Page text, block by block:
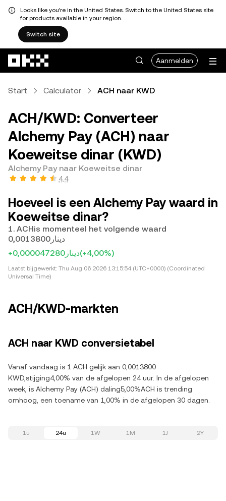
Looks like you're in the United States. Switch to the United States site
for products available in your region.
Switch site
Aanmelden
Start Calculator ACH naar KWD
ACH/KWD: Converteer
Alchemy Pay (ACH) naar
Koeweitse dinar (KWD)
Alchemy Pay naar Koeweitse dinar
4,4
Hoeveel is een Alchemy Pay waard in
Koeweitse dinar?
1. ACHis momenteel het volgende waard
دينار0,0013800
+دينار0,000047280(+4,00%)
Laatst bijgewerkt: Thu Aug 06 2026 13:15:54 (UTC+0000) (Coordinated
Universal Time)
ACH/KWD-markten
ACH naar KWD conversietabel
Vanaf vandaag is 1 ACH gelijk aan 0,0013800
KWD,stijging4,00% van de afgelopen 24 uur. In de afgelopen
week, is Alchemy Pay (ACH) daling5,00%ACH is trending
omhoog, een toename van 1,00% in de afgelopen 30 dagen.
1u 24u 1W 1M 1J 2Y